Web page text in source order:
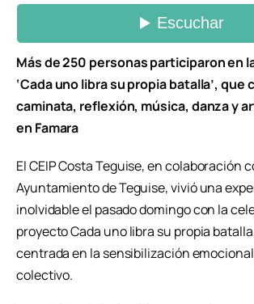
Más de 250 personas participaron en
‘Cada uno libra su propia batalla’, que
caminata, reflexión, música, danza y
en Famara
El CEIP Costa Teguise, en colaboración
Ayuntamiento de Teguise, vivió una
inolvidable el pasado domingo con la
proyecto Cada uno libra su propia
centrada en la sensibilización
colectivo.